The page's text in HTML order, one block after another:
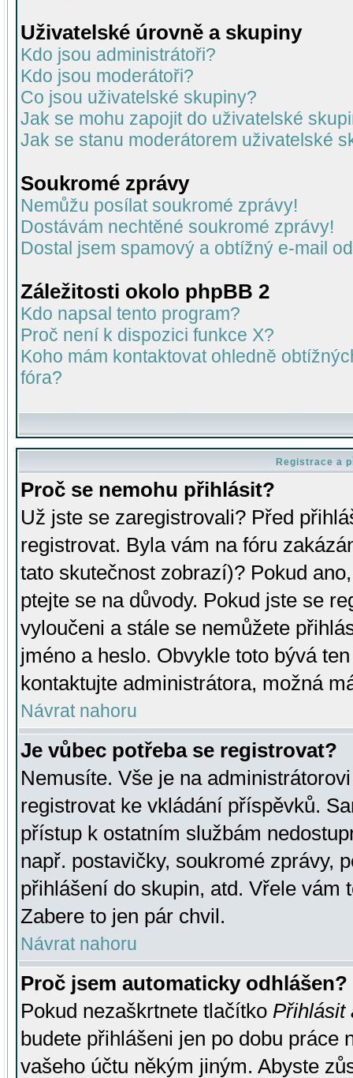
Uživatelské úrovně a skupiny
Kdo jsou administrátoři?
Kdo jsou moderátoři?
Co jsou uživatelské skupiny?
Jak se mohu zapojit do uživatelské
Jak se stanu moderátorem uživatelské
Soukromé zprávy
Nemůžu posílat soukromé zprávy!
Dostávám nechtěné soukromé zprávy!
Dostal jsem spamový a obtížný e-mail
Záležitosti okolo phpBB 2
Kdo napsal tento program?
Proč není k dispozici funkce X?
Koho mám kontaktovat ohledně
fóra?
Registrace a
Proč se nemohu přihlásit?
Už jste se zaregistrovali? Před
registrovat. Byla vám na fóru
tato skutečnost zobrazí)? Pokud
ptejte se na důvody. Pokud jste se
vyloučeni a stále se nemůžete
jméno a heslo. Obvykle toto bývá
kontaktujte administrátora, možná
Návrat nahoru
Je vůbec potřeba se registrovat?
Nemusíte. Vše je na
registrovat ke vkládání příspěvků.
přístup k ostatním službám
např. postavičky, soukromé zprávy,
přihlášení do skupin, atd. Vřele vám
Zabere to jen pár chvil.
Návrat nahoru
Proč jsem automaticky odhlášen?
Pokud nezaškrtnete tlačítko Přihlásit
budete přihlášeni jen po dobu práce
vašeho účtu někým jiným. Abyste